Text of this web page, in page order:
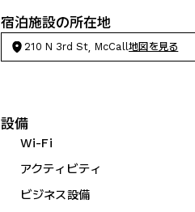
宿泊施設の所在地
210 N 3rd St, McCall地図を見る
設備
Wi-Fi
アクティビティ
ビジネス設備